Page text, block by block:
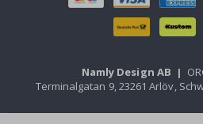
Namly Design AB |
Terminalgatan 9, 23261 Arlöv,